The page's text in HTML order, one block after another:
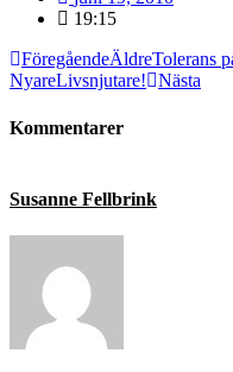
19:15
FöregåendeÄldreTolerans
NyareLivsnjutare! Nästa
Kommentarer
Susanne Fellbrink